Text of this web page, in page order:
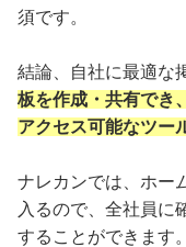
須です。
結論、自社に最適な
板を作成・共有でき
アクセス可能なツー
ナレカンでは、ホー
入るので、全社員に
することができます